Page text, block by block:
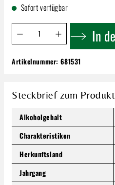
Sofort verfügbar
Produkt Anzahl: Gib den
In
Drambuie Scotch
Inhalt:0.7 Liter (33,70 € / 1 Liter)
Produkt Anzahl: Gib den
In
Artikelnummer:681531
Steckbrief zum Produkt
Alkoholgehalt
Charakteristiken
Herkunftsland
Jahrgang